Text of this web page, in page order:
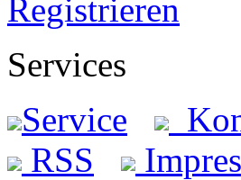
Registrieren
Services
Service
RSS